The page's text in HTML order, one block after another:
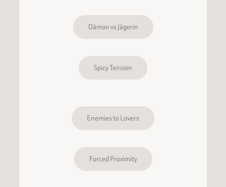
Dämon vs Jägerin
Spicy Tension
Enemies to Lovers
Forced Proximity